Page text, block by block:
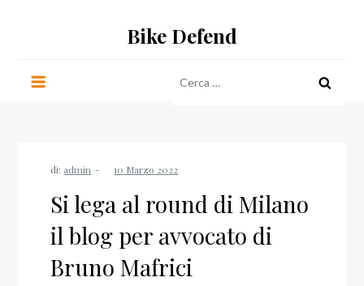
Bike Defend
per:
di: admin
Si lega al round di Milano
il blog per avvocato di
Bruno Mafrici